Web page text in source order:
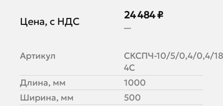
Цена, с НДС
24 484 ₽
29 859 ₽
Артикул
СКСПЧ-10/5/0,4/0,4/
4С
Длина, мм
1000
Ширина, мм
500